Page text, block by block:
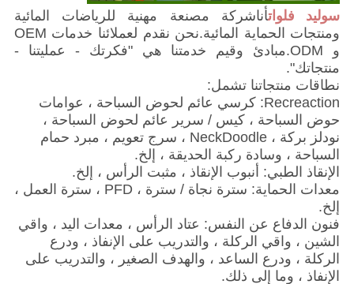
سوليد فلواتأناشركة مصنعة مهنية للرياضات المائية
ومنتجات الحماية المائية.نحن نقدم لعملائنا خدمات OEM
و ODM.مبادئ وقيم خدمتنا هي "فكرتك - عمليتنا -
منتجاتك".
نطاقات منتجاتنا تشمل:
Recreaction: كرسي عائم لحوض السباحة ، عوامات
حوض السباحة ، كيس / سرير عائم لحوض السباحة ،
نودلز بركة ، NeckDoodle ، سرج تعويم ، مبرد حمام
السباحة ، وسادة ركبة الحديقة ، إلخ.
الإنقاذ الطبي: أنبوب الإنقاذ ، مثبت الرأس ، إلخ.
معدات الحماية: سترة نجاة / سترة ، PFD ، سترة العمل ،
إلخ.
فنون الدفاع عن النفس: عتاد الرأس ، معدات اليد ، واقي
الشين ، واقي الركلة ، والتدريب على الإنفاذ ، ودرع
الركلة ، ودرع الساعد ، والهدف الصغير ، والتدريب على
الإنفاذ ، وما إلى ذلك.